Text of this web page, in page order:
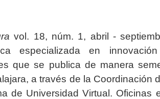
vol. 18, núm. 1, abril -
especializada en
que se publica de manera
a través de la Coordinación
de Universidad Virtual. Oficinas